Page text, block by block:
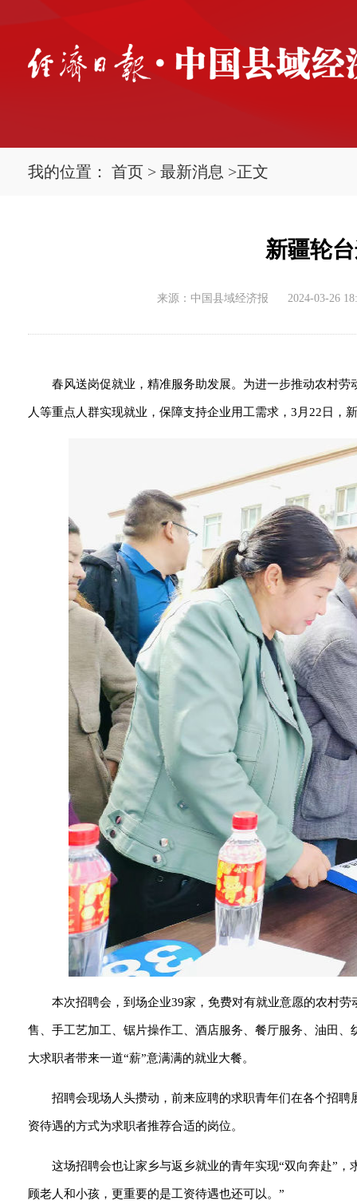
我的位置： 首页 > 最新消息 >正文
新疆轮
来源：中国县域经济报 2024-03-26
春风送岗促就业，精准服务助发展。为进一步推动农村
人等重点人群实现就业，保障支持企业用工需求，3月22日，
本次招聘会，到场企业39家，免费对有就业意愿的农村
售、手工艺加工、锯片操作工、酒店服务、餐厅服务、油田
大求职者带来一道“薪”意满满的就业大餐。
招聘会现场人头攒动，前来应聘的求职青年们在各个招
资待遇的方式为求职者推荐合适的岗位。
这场招聘会也让家乡与返乡就业的青年实现“双向奔赴”
顾老人和小孩，更重要的是工资待遇也还可以。”